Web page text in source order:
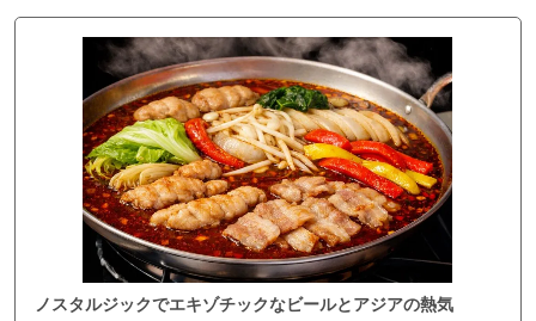
ノスタルジックでエキゾチックなビールとアジアの熱気